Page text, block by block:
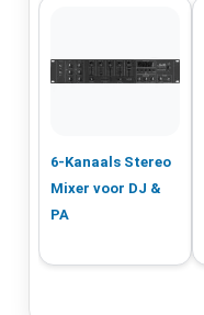
6-Kanaals Stereo
Mixer voor DJ &
PA